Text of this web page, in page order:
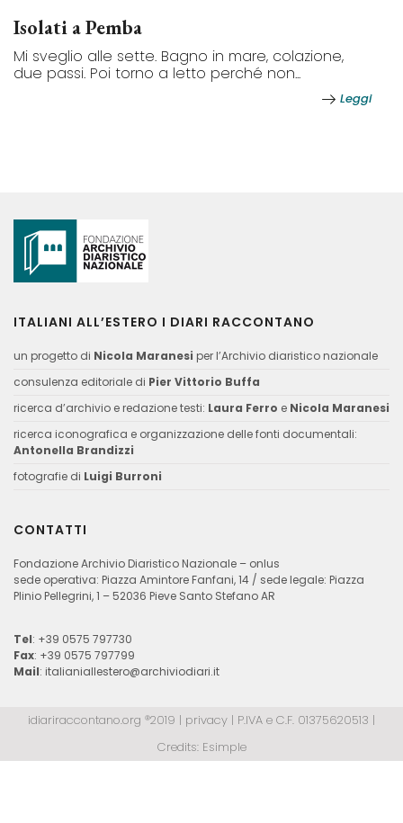
Isolati a Pemba
Mi sveglio alle sette. Bagno in mare, colazione,
due passi. Poi torno a letto perché non...
Leggi
ITALIANI ALL’ESTERO I DIARI RACCONTANO
un progetto di Nicola Maranesi per l’Archivio diaristico nazionale
consulenza editoriale di Pier Vittorio Buffa
ricerca d’archivio e redazione testi: Laura Ferro e Nicola Maranesi
ricerca iconografica e organizzazione delle fonti documentali:
Antonella Brandizzi
fotografie di Luigi Burroni
CONTATTI
Fondazione Archivio Diaristico Nazionale – onlus
sede operativa: Piazza Amintore Fanfani, 14 / sede legale: Piazza
Plinio Pellegrini, 1 – 52036 Pieve Santo Stefano AR
Tel: +39 0575 797730
Fax: +39 0575 797799
Mail: italianiallestero@archiviodiari.it
idiariraccontano.org ®2019 | privacy | P.IVA e C.F. 01375620513 |
Credits: Esimple